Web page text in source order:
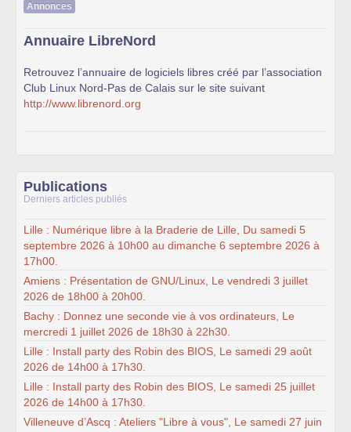
Annonces
Annuaire LibreNord
Retrouvez l’annuaire de logiciels libres créé par l’association
Club Linux Nord-Pas de Calais sur le site suivant
http://www.librenord.org
Publications
Derniers articles publiés
Lille : Numérique libre à la Braderie de Lille, Du samedi 5
septembre 2026 à 10h00 au dimanche 6 septembre 2026 à
17h00.
Amiens : Présentation de GNU/Linux, Le vendredi 3 juillet
2026 de 18h00 à 20h00.
Bachy : Donnez une seconde vie à vos ordinateurs, Le
mercredi 1 juillet 2026 de 18h30 à 22h30.
Lille : Install party des Robin des BIOS, Le samedi 29 août
2026 de 14h00 à 17h30.
Lille : Install party des Robin des BIOS, Le samedi 25 juillet
2026 de 14h00 à 17h30.
Villeneuve d’Ascq : Ateliers "Libre à vous", Le samedi 27 juin